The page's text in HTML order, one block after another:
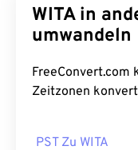
WITA in
umwandeln
FreeConvert.com
Zeitzonen
PST Zu WITA